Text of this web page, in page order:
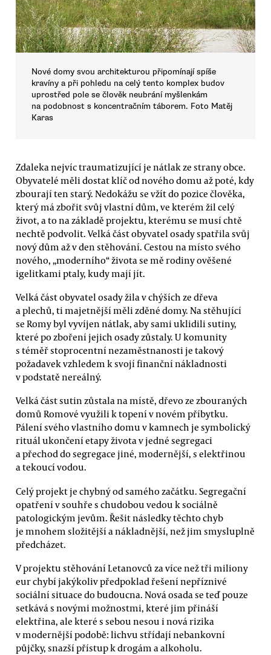
Nové domy svou architekturou připomínají spíše
kravíny a při pohledu na celý tento komplex budov
uprostřed pole se člověk neubrání myšlenkám
na podobnost s koncentračním táborem. Foto Matěj
Karas
Zdaleka nejvíc traumatizující je nátlak ze strany obce.
Obyvatelé měli dostat klíč od nového domu až poté, kdy
zbourají ten starý. Nedokážu se vžít do pozice člověka,
který má zbořit svůj vlastní dům, ve kterém žil celý
život, a to na základě projektu, kterému se musí chtě
nechtě podvolit. Velká část obyvatel osady spatřila svůj
nový dům až v den stěhování. Cestou na místo svého
nového, „moderního“ života se mě rodiny ověšené
igelitkami ptaly, kudy mají jít.
Velká část obyvatel osady žila v chýších ze dřeva
a plechů, ti majetnější měli zděné domy. Na stěhující
se Romy byl vyvíjen nátlak, aby sami uklidili sutiny,
které po zboření jejich osady zůstaly. U komunity
s téměř stoprocentní nezaměstnanosti je takový
požadavek vzhledem k svojí finanční nákladnosti
v podstatě nereálný.
Velká část sutin zůstala na místě, dřevo ze zbouraných
domů Romové využili k topení v novém příbytku.
Pálení svého vlastního domu v kamnech je symbolický
rituál ukončení etapy života v jedné segregaci
a přechod do segregace jiné, modernější, s elektřinou
a tekoucí vodou.
Celý projekt je chybný od samého začátku. Segregační
opatření v souhře s chudobou vedou k sociálně
patologickým jevům. Řešit následky těchto chyb
je mnohem složitější a nákladnější, než jim smysluplně
předcházet.
V projektu stěhování Letanovců za více než tři miliony
eur chybí jakýkoliv předpoklad řešení nepříznivé
sociální situace do budoucna. Nová osada se teď pouze
setkává s novými možnostmi, které jim přináší
elektřina, ale které s sebou nesou i nová rizika
v modernější podobě: lichvu střídají nebankovní
půjčky, snazší přístup k drogám a alkoholu.